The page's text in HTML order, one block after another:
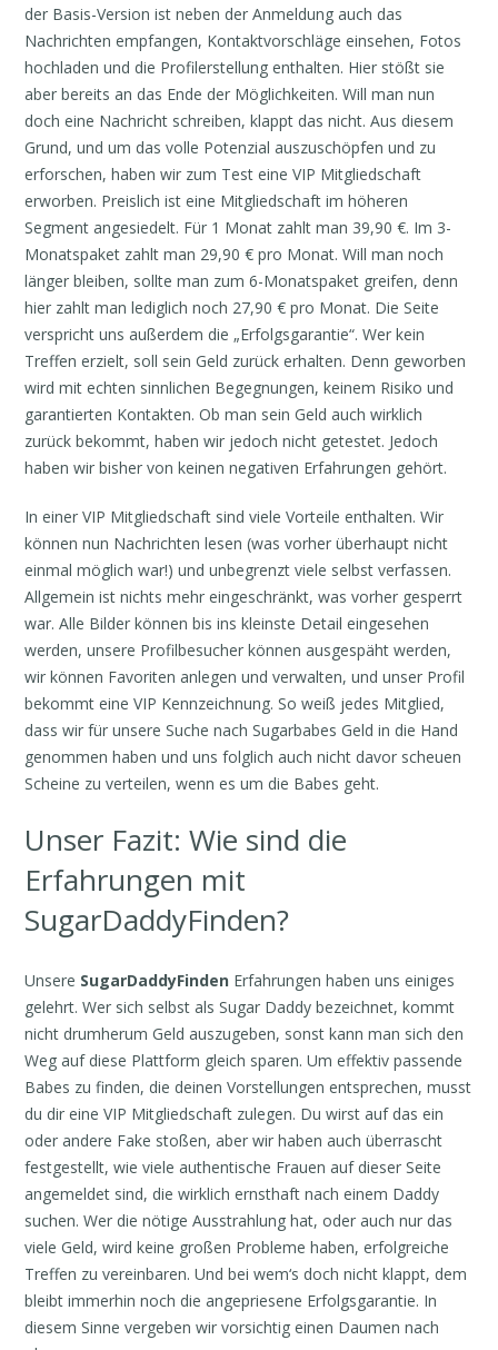
der Basis-Version ist neben der Anmeldung auch das
Nachrichten empfangen, Kontaktvorschläge einsehen, Fotos
hochladen und die Profilerstellung enthalten. Hier stößt sie
aber bereits an das Ende der Möglichkeiten. Will man nun
doch eine Nachricht schreiben, klappt das nicht. Aus diesem
Grund, und um das volle Potenzial auszuschöpfen und zu
erforschen, haben wir zum Test eine VIP Mitgliedschaft
erworben. Preislich ist eine Mitgliedschaft im höheren
Segment angesiedelt. Für 1 Monat zahlt man 39,90 €. Im 3-
Monatspaket zahlt man 29,90 € pro Monat. Will man noch
länger bleiben, sollte man zum 6-Monatspaket greifen, denn
hier zahlt man lediglich noch 27,90 € pro Monat. Die Seite
verspricht uns außerdem die „Erfolgsgarantie“. Wer kein
Treffen erzielt, soll sein Geld zurück erhalten. Denn geworben
wird mit echten sinnlichen Begegnungen, keinem Risiko und
garantierten Kontakten. Ob man sein Geld auch wirklich
zurück bekommt, haben wir jedoch nicht getestet. Jedoch
haben wir bisher von keinen negativen Erfahrungen gehört.
In einer VIP Mitgliedschaft sind viele Vorteile enthalten. Wir
können nun Nachrichten lesen (was vorher überhaupt nicht
einmal möglich war!) und unbegrenzt viele selbst verfassen.
Allgemein ist nichts mehr eingeschränkt, was vorher gesperrt
war. Alle Bilder können bis ins kleinste Detail eingesehen
werden, unsere Profilbesucher können ausgespäht werden,
wir können Favoriten anlegen und verwalten, und unser Profil
bekommt eine VIP Kennzeichnung. So weiß jedes Mitglied,
dass wir für unsere Suche nach Sugarbabes Geld in die Hand
genommen haben und uns folglich auch nicht davor scheuen
Scheine zu verteilen, wenn es um die Babes geht.
Unser Fazit: Wie sind die
Erfahrungen mit
SugarDaddyFinden?
Unsere SugarDaddyFinden Erfahrungen haben uns einiges
gelehrt. Wer sich selbst als Sugar Daddy bezeichnet, kommt
nicht drumherum Geld auszugeben, sonst kann man sich den
Weg auf diese Plattform gleich sparen. Um effektiv passende
Babes zu finden, die deinen Vorstellungen entsprechen, musst
du dir eine VIP Mitgliedschaft zulegen. Du wirst auf das ein
oder andere Fake stoßen, aber wir haben auch überrascht
festgestellt, wie viele authentische Frauen auf dieser Seite
angemeldet sind, die wirklich ernsthaft nach einem Daddy
suchen. Wer die nötige Ausstrahlung hat, oder auch nur das
viele Geld, wird keine großen Probleme haben, erfolgreiche
Treffen zu vereinbaren. Und bei wem‘s doch nicht klappt, dem
bleibt immerhin noch die angepriesene Erfolgsgarantie. In
diesem Sinne vergeben wir vorsichtig einen Daumen nach